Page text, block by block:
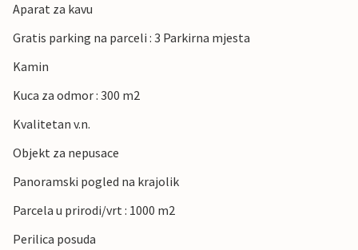
Aparat za kavu
Gratis parking na parceli : 3 Parkirna mjesta
Kamin
Kuca za odmor : 300 m2
Kvalitetan v.n.
Objekt za nepusace
Panoramski pogled na krajolik
Parcela u prirodi/vrt : 1000 m2
Perilica posuda